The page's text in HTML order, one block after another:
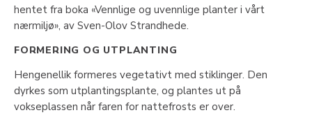
hentet fra boka «Vennlige og uvennlige planter i vårt
nærmiljø», av Sven-Olov Strandhede.
FORMERING OG UTPLANTING
Hengenellik formeres vegetativt med stiklinger. Den
dyrkes som utplantingsplante, og plantes ut på
vokseplassen når faren for nattefrosts er over.